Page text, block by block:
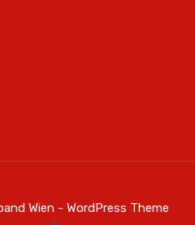
Wien - WordPress Theme